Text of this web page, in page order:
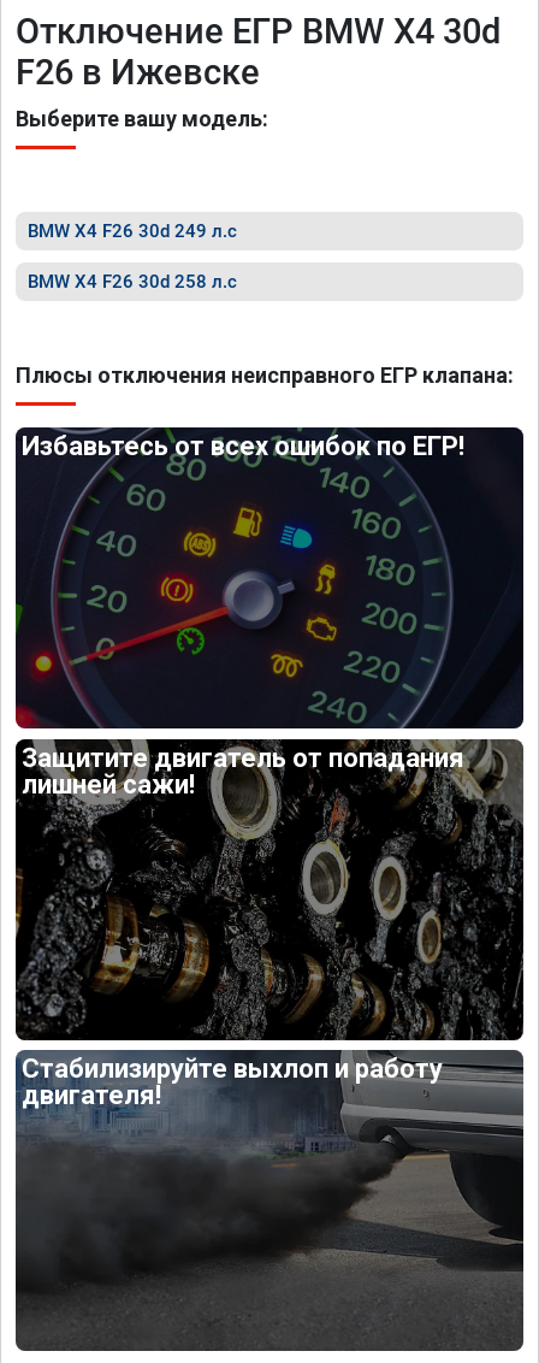
Отключение ЕГР BMW X4 30d
F26 в Ижевске
Выберите вашу модель:
BMW X4 F26 30d 249 л.с
BMW X4 F26 30d 258 л.с
Плюсы отключения неисправного ЕГР клапана:
Избавьтесь от всех ошибок по ЕГР!
Защитите двигатель от попадания
лишней сажи!
Стабилизируйте выхлоп и работу
двигателя!